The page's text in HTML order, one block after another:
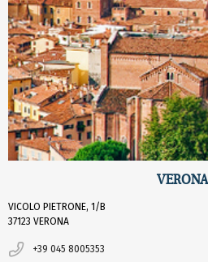
VERONA
VICOLO PIETRONE, 1/B
37123 VERONA
+39 045 8005353